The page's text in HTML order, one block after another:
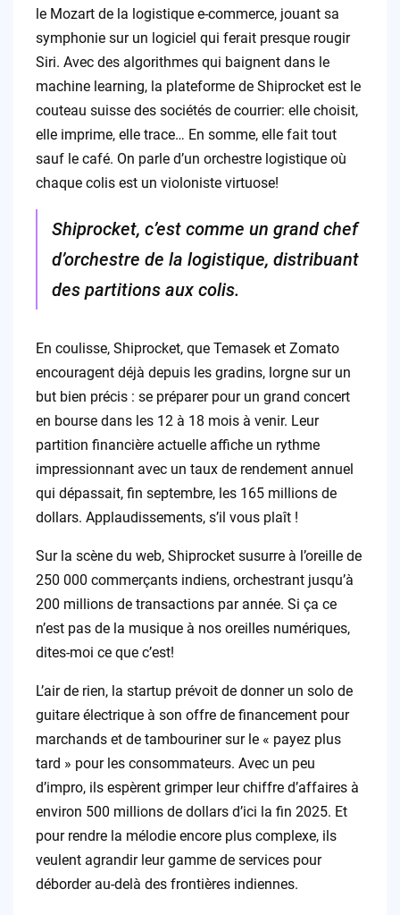
le Mozart de la logistique e-commerce, jouant sa
symphonie sur un logiciel qui ferait presque rougir
Siri. Avec des algorithmes qui baignent dans le
machine learning, la plateforme de Shiprocket est le
couteau suisse des sociétés de courrier: elle choisit,
elle imprime, elle trace… En somme, elle fait tout
sauf le café. On parle d’un orchestre logistique où
chaque colis est un violoniste virtuose!
Shiprocket, c’est comme un grand chef
d’orchestre de la logistique, distribuant
des partitions aux colis.
En coulisse, Shiprocket, que Temasek et Zomato
encouragent déjà depuis les gradins, lorgne sur un
but bien précis : se préparer pour un grand concert
en bourse dans les 12 à 18 mois à venir. Leur
partition financière actuelle affiche un rythme
impressionnant avec un taux de rendement annuel
qui dépassait, fin septembre, les 165 millions de
dollars. Applaudissements, s’il vous plaît !
Sur la scène du web, Shiprocket susurre à l’oreille de
250 000 commerçants indiens, orchestrant jusqu’à
200 millions de transactions par année. Si ça ce
n’est pas de la musique à nos oreilles numériques,
dites-moi ce que c’est!
L’air de rien, la startup prévoit de donner un solo de
guitare électrique à son offre de financement pour
marchands et de tambouriner sur le « payez plus
tard » pour les consommateurs. Avec un peu
d’impro, ils espèrent grimper leur chiffre d’affaires à
environ 500 millions de dollars d’ici la fin 2025. Et
pour rendre la mélodie encore plus complexe, ils
veulent agrandir leur gamme de services pour
déborder au-delà des frontières indiennes.